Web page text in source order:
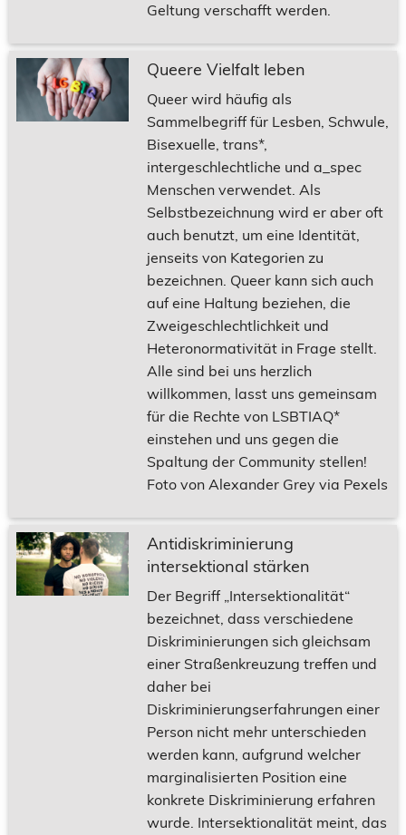
Geltung verschafft werden.
Queere Vielfalt leben
Queer wird häufig als
Sammelbegriff für Lesben, Schwule,
Bisexuelle, trans*,
intergeschlechtliche und a_spec
Menschen verwendet. Als
Selbstbezeichnung wird er aber oft
auch benutzt, um eine Identität,
jenseits von Kategorien zu
bezeichnen. Queer kann sich auch
auf eine Haltung beziehen, die
Zweigeschlechtlichkeit und
Heteronormativität in Frage stellt.
Alle sind bei uns herzlich
willkommen, lasst uns gemeinsam
für die Rechte von LSBTIAQ*
einstehen und uns gegen die
Spaltung der Community stellen!
Foto von Alexander Grey via Pexels
Antidiskriminierung
intersektional stärken
Der Begriff „Intersektionalität“
bezeichnet, dass verschiedene
Diskriminierungen sich gleichsam
einer Straßenkreuzung treffen und
daher bei
Diskriminierungserfahrungen einer
Person nicht mehr unterschieden
werden kann, aufgrund welcher
marginalisierten Position eine
konkrete Diskriminierung erfahren
wurde. Intersektionalität meint, das